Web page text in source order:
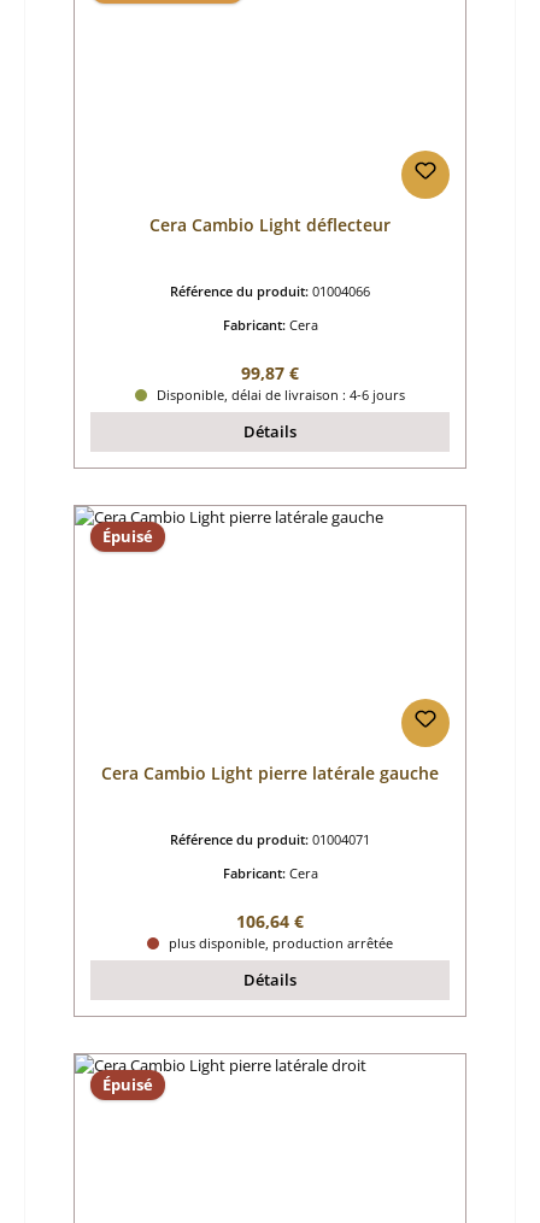
Cera Cambio Light déflecteur
Référence du produit: 01004066
Fabricant: Cera
Prix régulier :
99,87 €
Disponible, délai de livraison : 4-6 jours
Détails
Épuisé
Cera Cambio Light pierre latérale gauche
Référence du produit: 01004071
Fabricant: Cera
Prix régulier :
106,64 €
plus disponible, production arrêtée
Détails
Épuisé